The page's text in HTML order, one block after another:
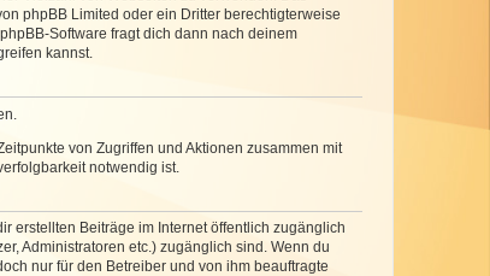
phpBB Limited oder ein Dritter berechtigterweise
Software fragt dich dann nach deinem
kannst.
von Zugriffen und Aktionen zusammen mit
notwendig ist.
erstellten Beiträge im Internet öffentlich zugänglich
Administratoren etc.) zugänglich sind. Wenn du
nur für den Betreiber und von ihm beauftragte